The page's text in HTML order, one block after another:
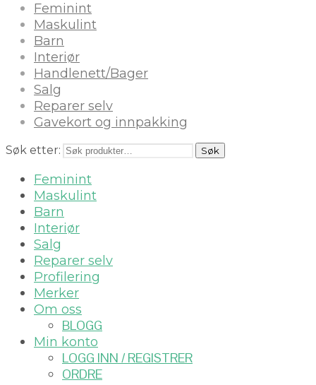
Feminint
Maskulint
Barn
Interiør
Handlenett/Bager
Salg
Reparer selv
Gavekort og innpakking
Søk etter: Søk
Feminint
Maskulint
Barn
Interiør
Salg
Reparer selv
Profilering
Merker
Om oss
BLOGG
Min konto
LOGG INN / REGISTRER
ORDRE